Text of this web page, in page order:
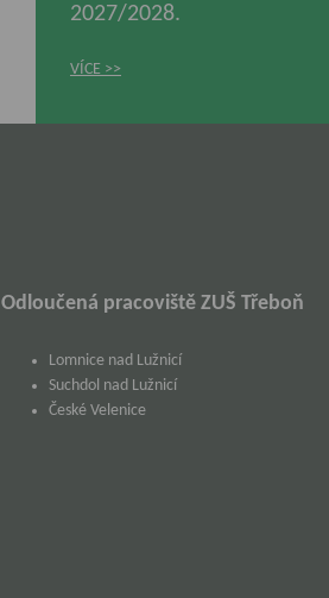
2027/2028.
VÍCE
Odloučená pracoviště ZUŠ Třeboň
Lomnice nad Lužnicí
Suchdol nad Lužnicí
České Velenice